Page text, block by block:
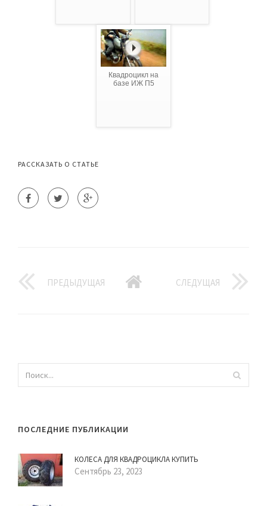
Квадроцикл на
базе ИЖ П5
РАССКАЗАТЬ О СТАТЬЕ
ПРЕДЫДУЩАЯ СЛЕДУЩАЯ
ПОСЛЕДНИЕ ПУБЛИКАЦИИ
КОЛЕСА ДЛЯ КВАДРОЦИКЛА КУПИТЬ
Сентябрь 23, 2023